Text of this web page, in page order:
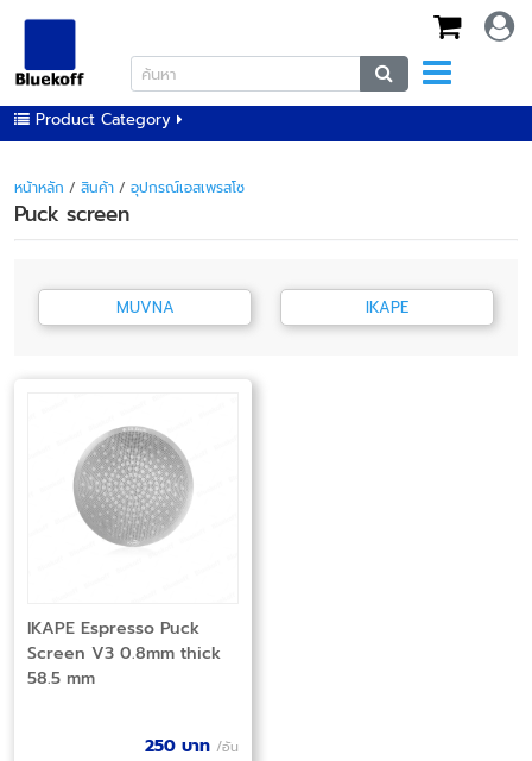
Product Category
หน้าหลัก / สินค้า / อุปกรณ์เอสเพรสโซ
Puck screen
MUVNA IKAPE
IKAPE Espresso Puck
Screen V3 0.8mm thick
58.5 mm
250 บาท /อัน